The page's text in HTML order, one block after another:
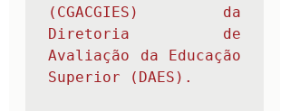
(CGACGIES) da
Diretoria de
Avaliação da Educação
Superior (DAES).